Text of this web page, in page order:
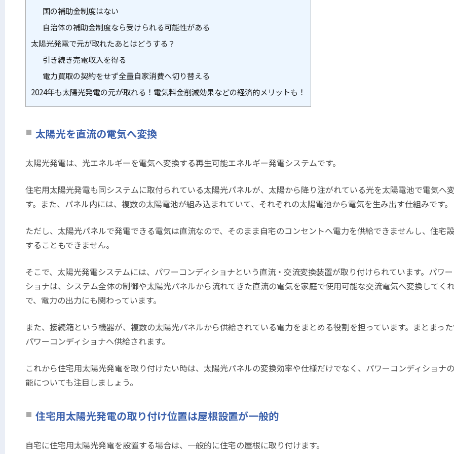
国の補助金制度はない
自治体の補助金制度なら受けられる可能性がある
太陽光発電で元が取れたあとはどうする？
引き続き売電収入を得る
電力買取の契約をせず全量自家消費へ切り替える
2024年も太陽光発電の元が取れる！電気料金削減効果などの経済的メリットも！
太陽光を直流の電気へ変換
太陽光発電は、光エネルギーを電気へ変換する再生可能エネルギー発電システムです。
住宅用太陽光発電も同システムに取付られている太陽光パネルが、太陽から降り注がれている光を太陽電池で電気へ
す。また、パネル内には、複数の太陽電池が組み込まれていて、それぞれの太陽電池から電気を生み出す仕組みです。
ただし、太陽光パネルで発電できる電気は直流なので、そのまま自宅のコンセントへ電力を供給できませんし、住宅
することもできません。
そこで、太陽光発電システムには、パワーコンディショナという直流・交流変換装置が取り付けられています。パワ
ショナは、システム全体の制御や太陽光パネルから流れてきた直流の電気を家庭で使用可能な交流電気へ変換してく
で、電力の出力にも関わっています。
また、接続箱という機器が、複数の太陽光パネルから供給されている電力をまとめる役割を担っています。まとまっ
パワーコンディショナへ供給されます。
これから住宅用太陽光発電を取り付けたい時は、太陽光パネルの変換効率や仕様だけでなく、パワーコンディショナ
能についても注目しましょう。
住宅用太陽光発電の取り付け位置は屋根設置が一般的
自宅に住宅用太陽光発電を設置する場合は、一般的に住宅の屋根に取り付けます。